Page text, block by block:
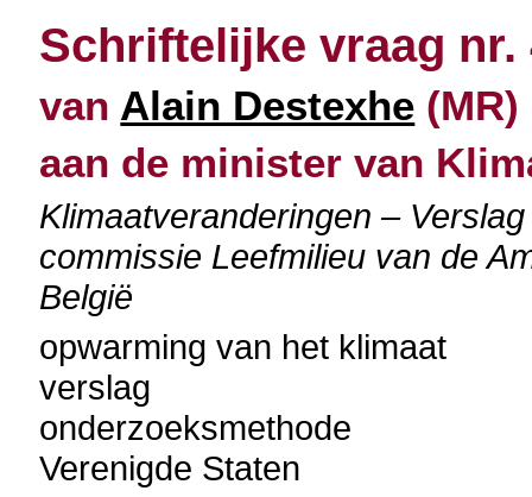
Schriftelijke vraag nr.
van Alain Destexhe
aan de minister van
Klimaatveranderingen –
commissie Leefmilieu van de
België
opwarming van het klimaat
verslag
onderzoeksmethode
Verenigde Staten